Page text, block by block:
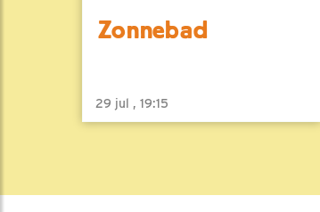
Zonnebad
29 jul , 19:15